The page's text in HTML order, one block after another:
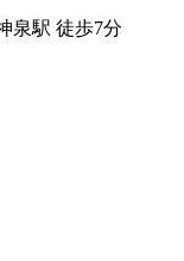
泉駅 徒歩7分